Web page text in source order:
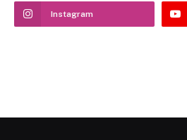
Instagram